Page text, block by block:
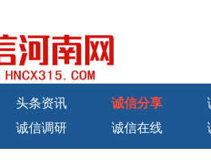
头条资讯 诚信分享
诚信调研 诚信在线